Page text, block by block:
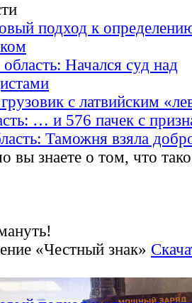
подход к
Начался суд над
с латвийским
… и 576 пачек с
Таможня взяла
вы знаете о том, что
«Честный знак»